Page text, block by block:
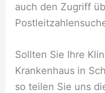
auch den Zugriff
Sollten Sie Ihre
Krankenhaus in
so teilen Sie uns